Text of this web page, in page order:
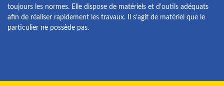
toujours les normes. Elle dispose de matériels et d'outils adéquats
afin de réaliser rapidement les travaux. Il s’agit de matériel que le
particulier ne possède pas.